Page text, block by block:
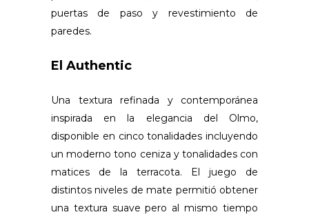
puertas de paso y revestimiento de
paredes.
El Authentic
Una textura refinada y contemporánea
inspirada en la elegancia del Olmo,
disponible en cinco tonalidades incluyendo
un moderno tono ceniza y tonalidades con
matices de la terracota. El juego de
distintos niveles de mate permitió obtener
una textura suave pero al mismo tiempo